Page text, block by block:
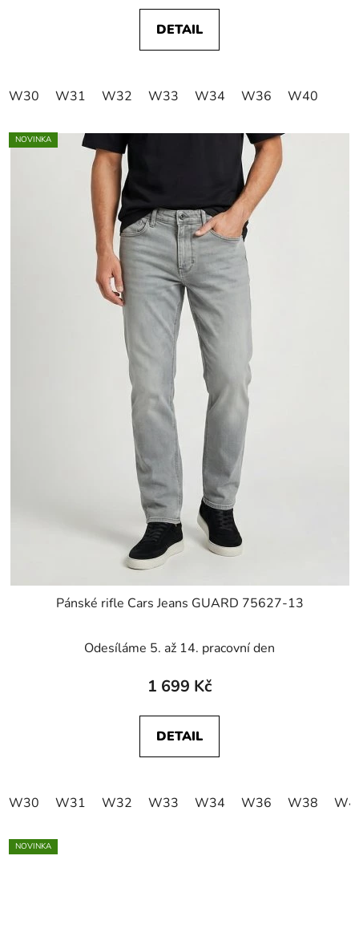
DETAIL
W30 W31 W32 W33 W34 W36 W40
NOVINKA
Pánské rifle Cars Jeans GUARD 75627-13
Odesíláme 5. až 14. pracovní den
1 699 Kč
DETAIL
W30 W31 W32 W33 W34 W36 W38
NOVINKA